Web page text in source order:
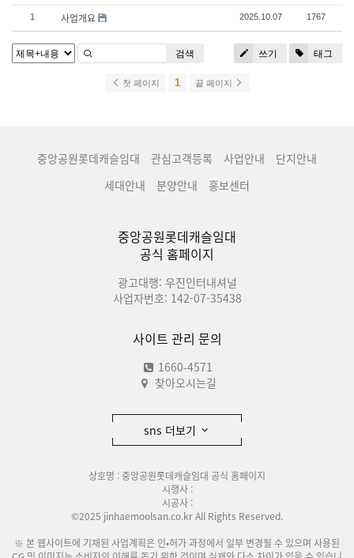
1 사업개요 2025.10.07 1767
쓰기 태그
검색
첫 페이지 1 끝 페이지
중앙공원롯데캐슬임대 관심고객등록 사업안내
단지안내
세대안내
분양안내 홍보센터
중앙공원롯데캐슬임대
공식 홈페이지
광고대행: 우진인터내셔널
사업자번호: 142-07-35438
사이트 관리 문의
1660-4571
찾아오시는길
sns 더보기
상호명 : 중앙공원롯데캐슬임대 공식 홈페이지
시행사 :
시공사 :
©2025 jinhaemoolsan.co.kr All Rights Reserved.
※ 본 웹사이트에 기재된 사업계획은 인•허가 과정에서 일부 변경될 수 있으며 사용된